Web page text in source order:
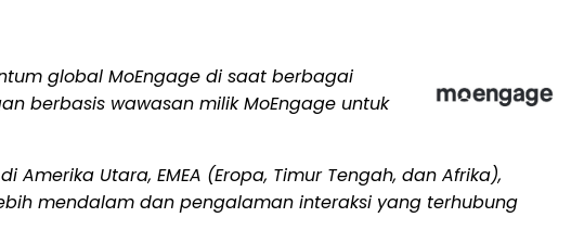
global MoEngage di saat berbagai
berbasis wawasan milik MoEngage untuk
Amerika Utara, EMEA (Eropa, Timur Tengah, dan Afrika),
mendalam dan pengalaman interaksi yang terhubung